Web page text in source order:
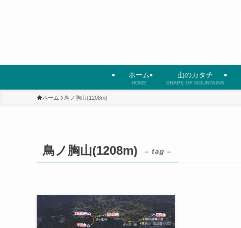
ホーム
HOME
山のカタチ
SHAPE OF MOUNTAINS
ホーム 鳥ノ胸山(1208m)
鳥ノ胸山(1208m) – tag –